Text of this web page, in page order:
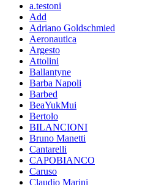
a.testoni
Add
Adriano Goldschmied
Aeronautica
Argesto
Attolini
Ballantyne
Barba Napoli
Barbed
BeaYukMui
Bertolo
BILANCIONI
Bruno Manetti
Cantarelli
CAPOBIANCO
Caruso
Claudio Marini